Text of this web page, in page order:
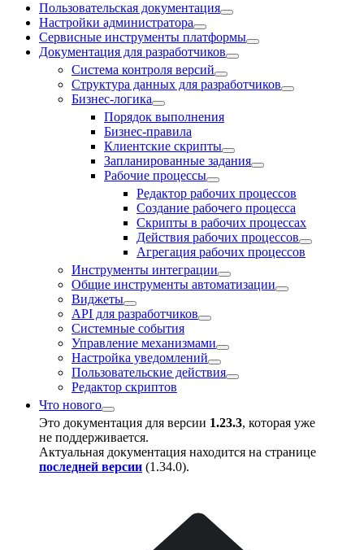
Пользовательская документация
Настройки администратора
Сервисные инструменты платформы
Документация для разработчиков
Система контроля версий
Структура данных для разработчиков
Бизнес-логика
Порядок выполнения
Бизнес-правила
Клиентские скрипты
Запланированные задания
Рабочие процессы
Редактор рабочих процессов
Создание рабочего процесса
Скрипты в рабочих процессах
Действия рабочих процессов
Агрегация рабочих процессов
Инструменты интеграции
Общие инструменты автоматизации
Виджеты
API для разработчиков
Системные события
Управление механизмами
Настройка уведомлений
Пользовательские действия
Редактор скриптов
Что нового
Это документация для версии 1.23.3, которая уже
не поддерживается.
Актуальная документация находится на странице
последней версии (1.34.0).